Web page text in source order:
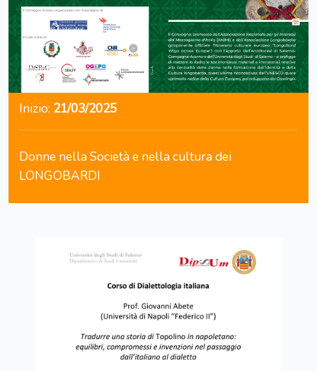
Inizio: 21/03/2025
Donne nella Società e nella cultura dei
LONGOBARDI